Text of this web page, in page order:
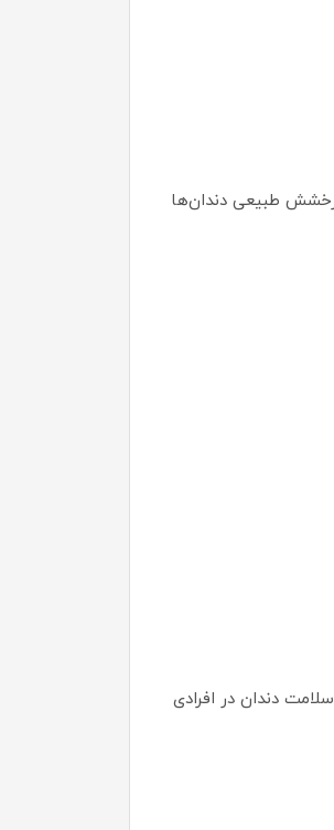
طبیعی دندان‌ها
دندان در افرادی